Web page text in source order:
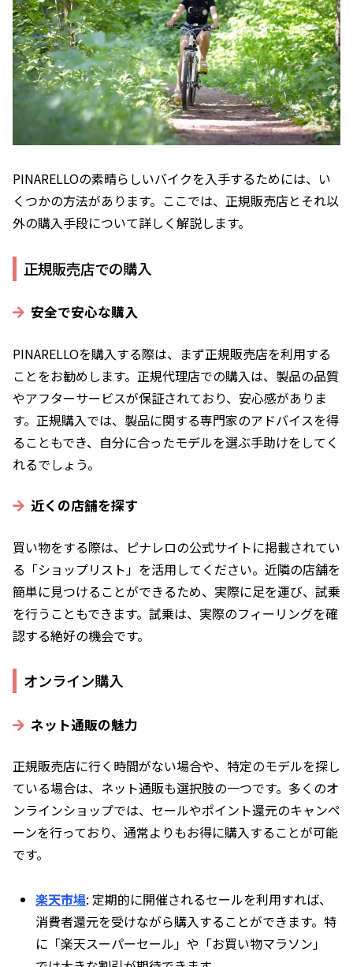
PINARELLOの素晴らしいバイクを入手するためには、い
くつかの方法があります。ここでは、正規販売店とそれ以
外の購入手段について詳しく解説します。
正規販売店での購入
安全で安心な購入
PINARELLOを購入する際は、まず正規販売店を利用する
ことをお勧めします。正規代理店での購入は、製品の品質
やアフターサービスが保証されており、安心感がありま
す。正規購入では、製品に関する専門家のアドバイスを得
ることもでき、自分に合ったモデルを選ぶ手助けをしてく
れるでしょう。
近くの店舗を探す
買い物をする際は、ピナレロの公式サイトに掲載されてい
る「ショップリスト」を活用してください。近隣の店舗を
簡単に見つけることができるため、実際に足を運び、試乗
を行うこともできます。試乗は、実際のフィーリングを確
認する絶好の機会です。
オンライン購入
ネット通販の魅力
正規販売店に行く時間がない場合や、特定のモデルを探し
ている場合は、ネット通販も選択肢の一つです。多くのオ
ンラインショップでは、セールやポイント還元のキャンペ
ーンを行っており、通常よりもお得に購入することが可能
です。
楽天市場: 定期的に開催されるセールを利用すれば、
消費者還元を受けながら購入することができます。特
に「楽天スーパーセール」や「お買い物マラソン」